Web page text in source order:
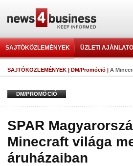
SAJTÓKÖZLEMÉNYEK ÜZLETI
SAJTÓKÖZLEMÉNYEK | DM/Promóció | A
DM/PROMÓCIÓ
SPAR
Minecraft világa
áruházaiban